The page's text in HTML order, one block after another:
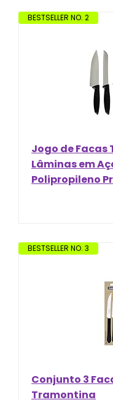
BESTSELLER NO. 2
Jogo de Facas
Lâminas em
Polipropileno
BESTSELLER NO. 3
Conjunto 3
Tramontina